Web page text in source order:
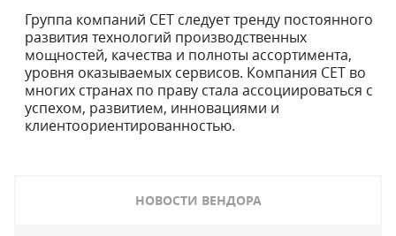
Группа компаний СЕТ следует тренду постоянного
развития технологий производственных
мощностей, качества и полноты ассортимента,
уровня оказываемых сервисов. Компания СЕТ во
многих странах по праву стала ассоциироваться с
успехом, развитием, инновациями и
клиентоориентированностью.
НОВОСТИ ВЕНДОРА